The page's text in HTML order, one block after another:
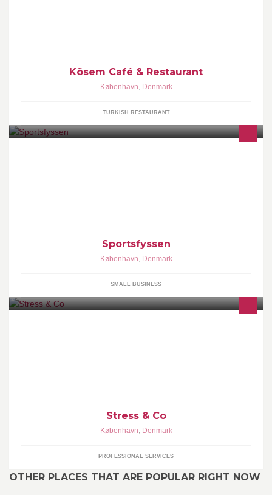
Kösem Café & Restaurant
København, Denmark
TURKISH RESTAURANT
Sportsfyssen
København, Denmark
SMALL BUSINESS
Stress & Co
København, Denmark
PROFESSIONAL SERVICES
OTHER PLACES THAT ARE POPULAR RIGHT NOW